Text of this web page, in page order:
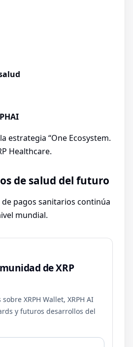
estrategia “One Ecosystem.
Healthcare.
de salud del futuro
pagos sanitarios continúa
mundial.
de XRP
XRPH Wallet, XRPH AI
y futuros desarrollos del